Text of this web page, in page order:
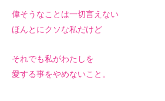
偉そうなことは一切言えない
ほんとにクソな私だけど
それでも私がわたしを
愛する事をやめないこと。